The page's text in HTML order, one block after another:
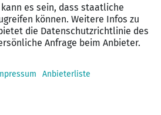
und eine gute
mit flachen Hierarchien und
Weiterbildungsmöglichkeiten